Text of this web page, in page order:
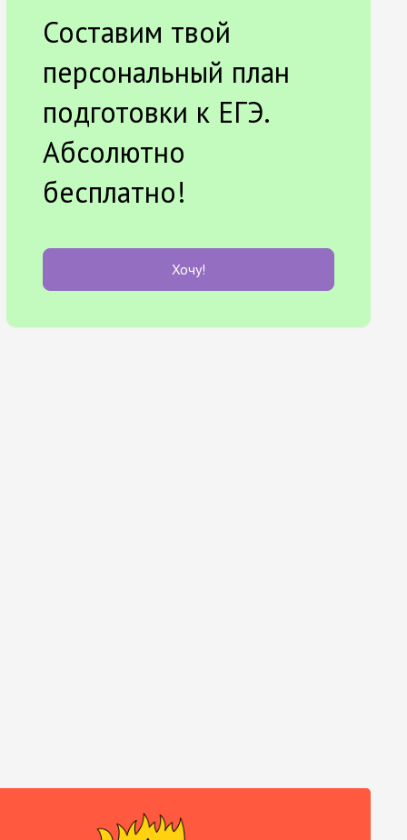
Составим твой
персональный план
подготовки к ЕГЭ.
Абсолютно
бесплатно!
Хочу!